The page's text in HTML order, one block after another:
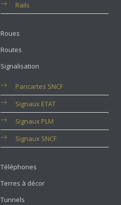
Rails
Roues
Routes
Signalisation
Pancartes SNCF
Signaux ETAT
Signaux PLM
Signaux SNCF
Téléphones
Terres à décor
Tunnels